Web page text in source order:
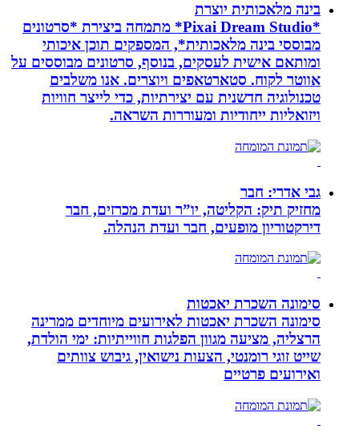
בינה מלאכותית יוצרת
*Pixai Dream Studio* מתמחה ביצירת *סרטונים
מבוססי בינה מלאכותית*, המספקים תוכן איכותי
ומותאם אישית לעסקים, בנוסף, סרטונים מבוססים על
אווטר לקוח. סטארטאפים ויוצרים. אנו משלבים
טכנולוגיה חדשנית עם יצירתיות, כדי לייצר חוויות
ויזואליות ייחודיות ומעוררות השראה.
גבי אדרי: חבר
מחזיק תיק: הקליטה, יו”ר ועדת מכרזים, חבר
דירקטוריון מופעים, חבר ועדת הנהלה.
סימונה השכרת יאכטות
סימונה השכרת יאכטות לאירועים מיוחדים ממרינה
הרצליה, מציעה מגוון הפלגות חווייתיות: ימי הולדת,
שייט זוגי רומנטי, הצעות נישואין, גיבוש צוותים
ואירועים פרטיים